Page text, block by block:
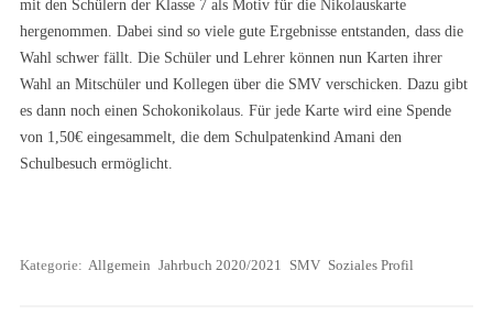
mit den Schülern der Klasse 7 als Motiv für die Nikolauskarte
hergenommen. Dabei sind so viele gute Ergebnisse entstanden, dass die
Wahl schwer fällt. Die Schüler und Lehrer können nun Karten ihrer
Wahl an Mitschüler und Kollegen über die SMV verschicken. Dazu gibt
es dann noch einen Schokonikolaus. Für jede Karte wird eine Spende
von 1,50€ eingesammelt, die dem Schulpatenkind Amani den
Schulbesuch ermöglicht.
Kategorie: Allgemein Jahrbuch 2020/2021 SMV Soziales Profil